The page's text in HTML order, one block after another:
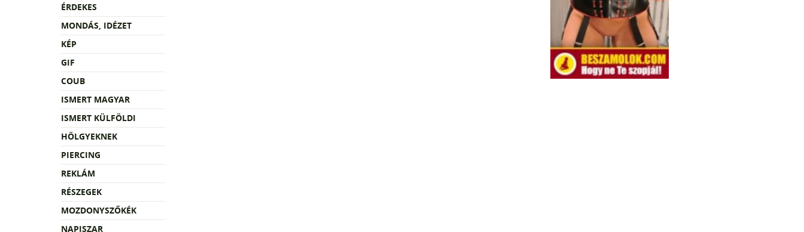
ÉRDEKES
MONDÁS, IDÉZET
KÉP
GIF
COUB
ISMERT MAGYAR
ISMERT KÜLFÖLDI
HÖLGYEKNEK
PIERCING
REKLÁM
RÉSZEGEK
MOZDONYSZŐKÉK
NAPISZAR